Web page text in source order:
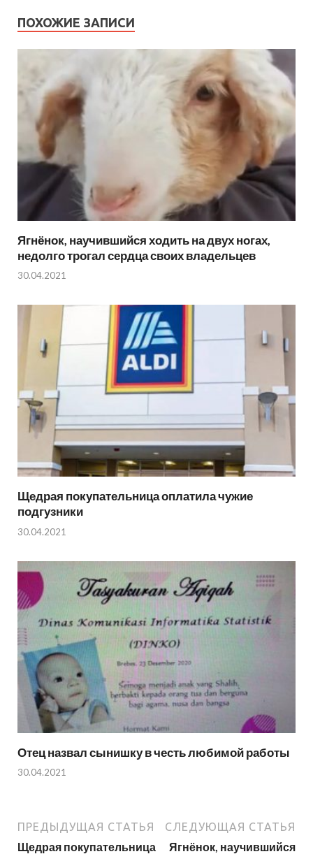
ПОХОЖИЕ ЗАПИСИ
Ягнёнок, научившийся ходить на двух ногах,
недолго трогал сердца своих владельцев
30.04.2021
Щедрая покупательница оплатила чужие
подгузники
30.04.2021
Отец назвал сынишку в честь любимой работы
30.04.2021
ПРЕДЫДУЩАЯ СТАТЬЯ
Щедрая покупательница
СЛЕДУЮЩАЯ СТАТЬЯ
Ягнёнок, научившийся